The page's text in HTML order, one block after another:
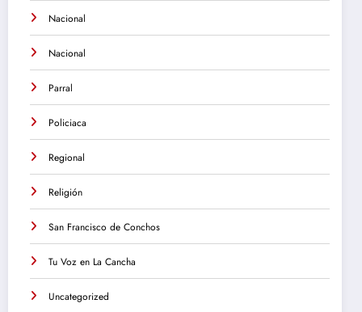
Nacional
Nacional
Parral
Policiaca
Regional
Religión
San Francisco de Conchos
Tu Voz en La Cancha
Uncategorized